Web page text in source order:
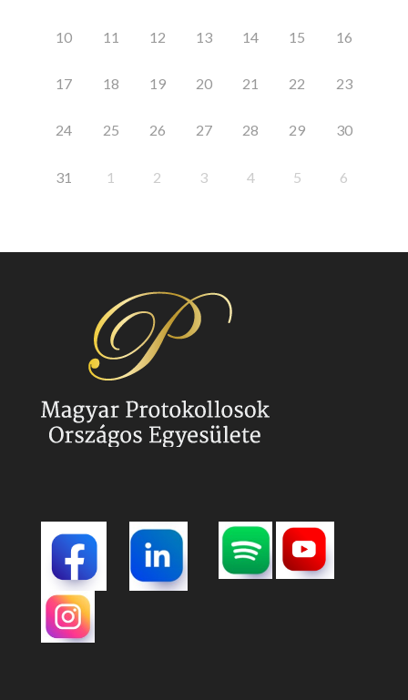
10 11 12 13 14 15 16
17 18 19 20 21 22 23
24 25 26 27 28 29 30
31 1 2 3 4 5 6